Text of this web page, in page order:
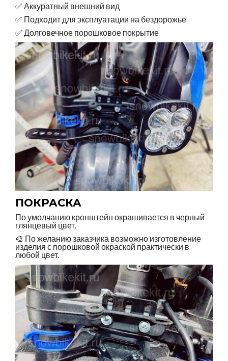
✅ Аккуратный внешний вид
✅ Подходит для эксплуатации на бездорожье
✅ Долговечное порошковое покрытие
ПОКРАСКА
По умолчанию кронштейн окрашивается в черный
глянцевый цвет.
🎨 По желанию заказчика возможно изготовление
изделия с порошковой окраской практически в
любой цвет.